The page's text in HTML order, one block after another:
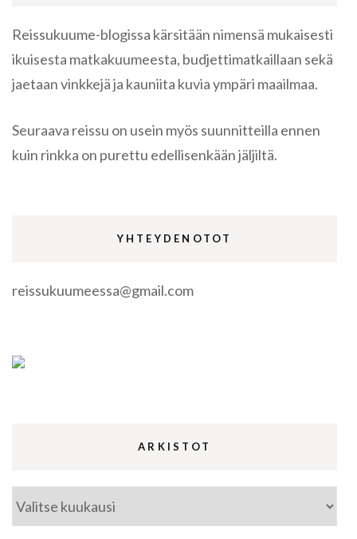
Reissukuume-blogissa kärsitään nimensä mukaisesti
ikuisesta matkakuumeesta, budjettimatkaillaan sekä
jaetaan vinkkejä ja kauniita kuvia ympäri maailmaa.
Seuraava reissu on usein myös suunnitteilla ennen
kuin rinkka on purettu edellisenkään jäljiltä.
YHTEYDENOTOT
reissukuumeessa@gmail.com
ARKISTOT
Arkistot